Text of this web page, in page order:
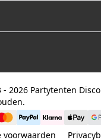
2026 Partytenten
voorwaarden